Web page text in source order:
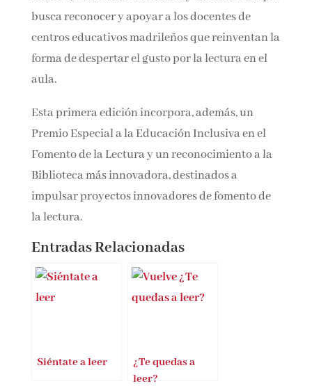
que busca reconocer y apoyar a los docentes de
centros educativos madrileños que reinventan
la forma de despertar el gusto por la lectura en
el aula.
Esta primera edición incorpora, además, un
Premio Especial a la Educación Inclusiva en el
Fomento de la Lectura y un reconocimiento a la
Biblioteca más innovadora, destinados a
impulsar proyectos innovadores de fomento de
la lectura.
Entradas Relacionadas
Siéntate a leer
¿Te quedas a
leer?